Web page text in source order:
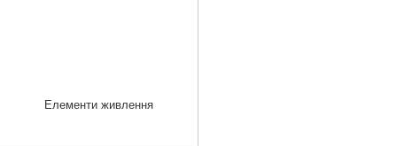
Елементи живлення